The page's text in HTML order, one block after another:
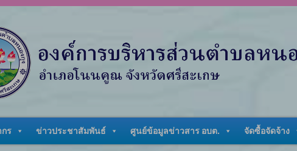
ร ข่าวประชาสัมพันธ์ ศูนย์ข้อมูลข่าวสาร อบต. จัดซื้อจัดจ้าง